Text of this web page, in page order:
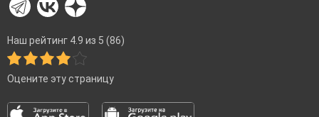
Наш рейтинг 4.9 из 5 (86)
Оцените эту страницу